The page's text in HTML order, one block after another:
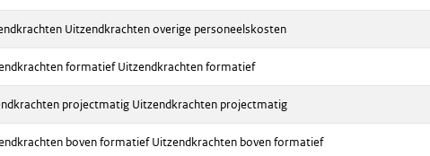
Uitzendkrachten overige personeelskosten
formatief Uitzendkrachten formatief
projectmatig Uitzendkrachten projectmatig
boven formatief Uitzendkrachten boven formatief